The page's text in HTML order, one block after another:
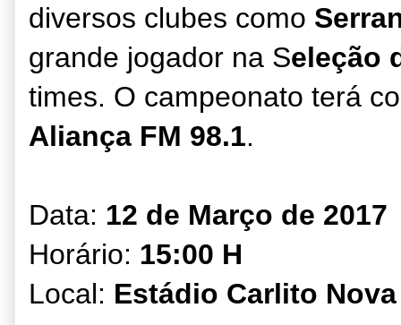
diversos clubes como S
grande jogador na Seleção
times. O campeonato terá
Aliança FM 98.1.
Data: 12 de Março de 2017
Horário: 15:00 H
Local: Estádio Carlito Nova